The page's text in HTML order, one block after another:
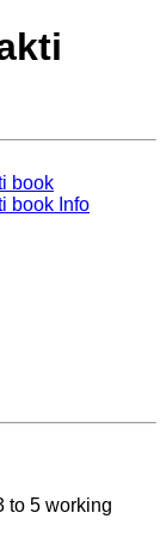
to 5 working